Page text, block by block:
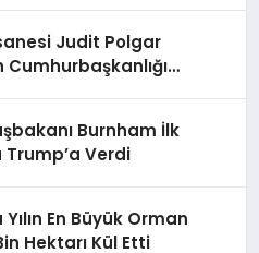
Judit Polgar
Burnham İlk
Verdi
En Büyük Orman
Hektarı Kül Etti